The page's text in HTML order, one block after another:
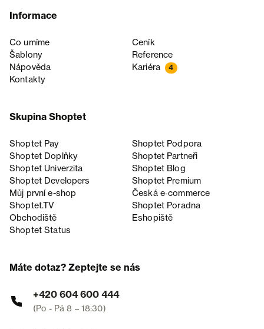
Informace
Co umíme
Ceník
Šablony
Reference
Nápověda
Kariéra 4
Kontakty
Skupina Shoptet
Shoptet Pay
Shoptet Podpora
Shoptet Doplňky
Shoptet Partneři
Shoptet Univerzita
Shoptet Blog
Shoptet Developers
Shoptet Premium
Můj první e-shop
Česká e‑commerce
Shoptet.TV
Shoptet Poradna
Obchodiště
Eshopiště
Shoptet Status
Máte dotaz? Zeptejte se nás
+420 604 600 444
(Po - Pá 8 – 18:30)